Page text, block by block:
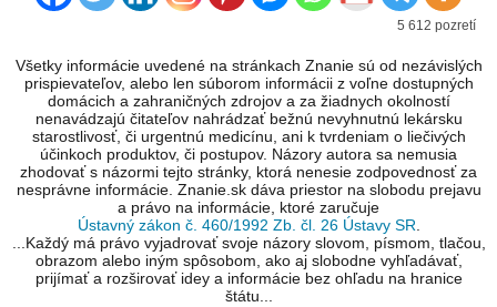
5 612 pozretí
Všetky informácie uvedené na stránkach Znanie sú od nezávislých
prispievateľov, alebo len súborom informácii z voľne dostupných
domácich a zahraničných zdrojov a za žiadnych okolností
nenavádzajú čitateľov nahrádzať bežnú nevyhnutnú lekársku
starostlivosť, či urgentnú medicínu, ani k tvrdeniam o liečivých
účinkoch produktov, či postupov. Názory autora sa nemusia
zhodovať s názormi tejto stránky, ktorá nenesie zodpovednosť za
nesprávne informácie. Znanie.sk dáva priestor na slobodu prejavu
a právo na informácie, ktoré zaručuje
Ústavný zákon č. 460/1992 Zb. čl. 26 Ústavy SR
...Každý má právo vyjadrovať svoje názory slovom, písmom, tlačou,
obrazom alebo iným spôsobom, ako aj slobodne vyhľadávať,
prijímať a rozširovať idey a informácie bez ohľadu na hranice
štátu...